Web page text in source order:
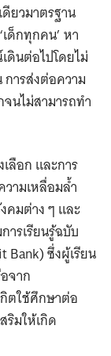
ยวมาตรฐาน
ด็กทุกคน’ หา
ดินต่อไปโดยไม่
การส่งต่อความ
นไม่สามารถทำ
ลือก และการ
ามเหลื่อมล้ำ
คมต่าง ๆ และ
ารเรียนรู้ฉบับ
Bank) ซึ่งผู้เรียน
จาก
ตใช้ศึกษาต่อ
ริมให้เกิด